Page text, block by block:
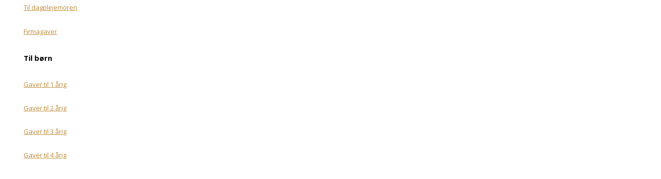
Til dagplejemoren
Firmagaver
Til børn
Gaver til 1 årig
Gaver til 2 årig
Gaver til 3 årig
Gaver til 4 årig